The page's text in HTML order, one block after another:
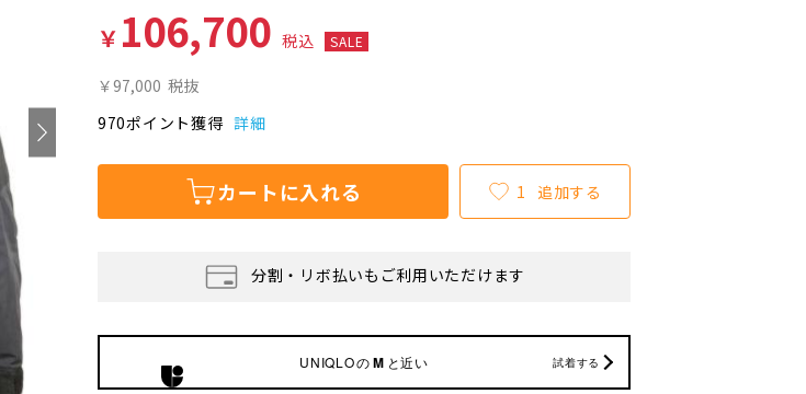
￥ 106,700 税込 SALE
￥97,000 税抜
970ポイント獲得 詳細
カートに入れる 1 追加する
分割・リボ払いもご利用いただけます
UNIQLOのM と近い 試着する